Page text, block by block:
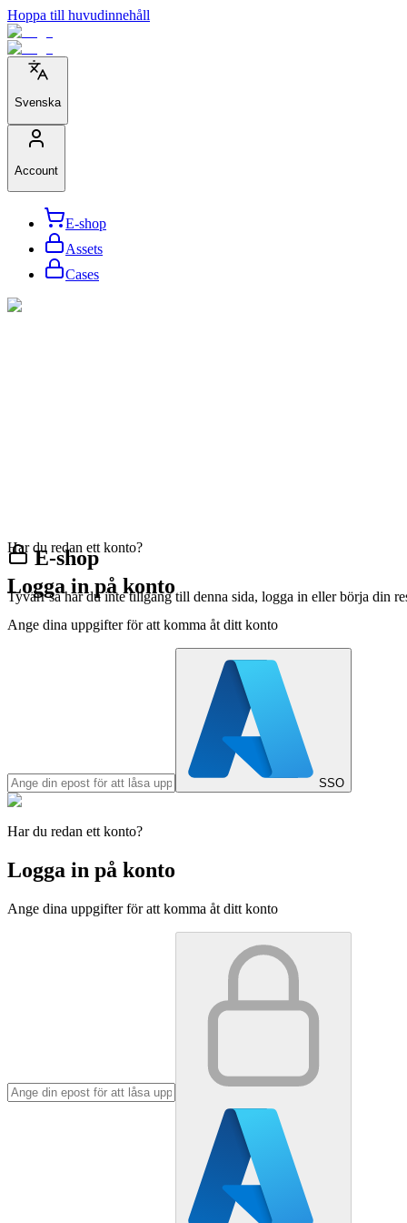
Hoppa till huvudinnehåll
Svenska
Account
E-shop
Assets
Cases
E-shop
Tyvärr så har du inte tillgång till denna sida, logga in eller börja din
Har du redan ett konto?
Logga in på konto
Ange dina uppgifter för att komma åt ditt konto
SSO
Har du redan ett konto?
Logga in på konto
Ange dina uppgifter för att komma åt ditt konto